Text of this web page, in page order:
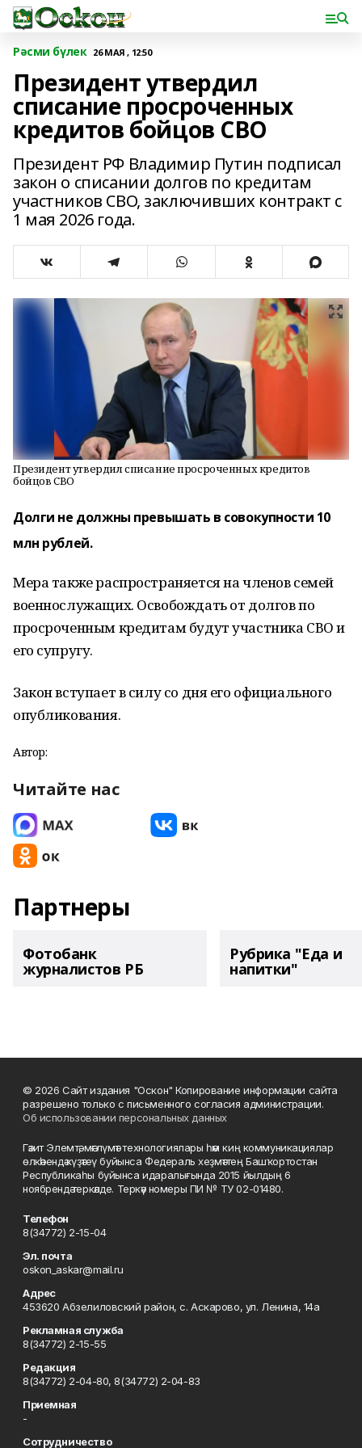
Рәсми бүлек 26 МАЯ , 12:50
Президент утвердил
списание просроченных
кредитов бойцов СВО
Президент РФ Владимир Путин подписал
закон о списании долгов по кредитам
участников СВО, заключивших контракт с
1 мая 2026 года.
Президент утвердил списание просроченных кредитов
бойцов СВО
Долги не должны превышать в совокупности 10
млн рублей.
Мера также распространяется на членов семей
военнослужащих. Освобождать от долгов по
просроченным кредитам будут участника СВО и
его супругу.
Закон вступает в силу со дня его официального
опубликования.
Автор:
Читайте нас
Партнеры
Фотобанк
журналистов РБ
Рубрика "Еда и
напитки"
© 2026 Сайт издания "Оскон" Копирование информации сайта
разрешено только с письменного согласия администрации.
Об использовании персональных данных
Гәзит Элемтә, мәғлүмәт технологиялары һәм киң коммуникациялар
өлкәһендә күҙәтеү буйынса Федераль хеҙмәттең Башҡортостан
Республикаһы буйынса идаралығында 2015 йылдың 6
ноябрендә теркәлде. Теркәү номеры ПИ № ТУ 02-01480.
Телефон
8(34772) 2-15-04
Эл. почта
oskon_askar@mail.ru
Адрес
453620 Абзелиловский район, с. Аскарово, ул. Ленина, 14а
Рекламная служба
8(34772) 2-15-55
Редакция
8(34772) 2-04-80, 8(34772) 2-04-83
Приемная
-
Сотрудничество